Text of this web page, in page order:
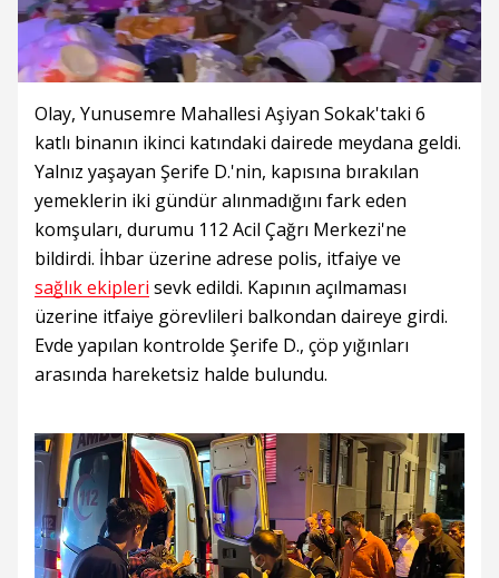
Olay, Yunusemre Mahallesi Aşiyan Sokak'taki 6
katlı binanın ikinci katındaki dairede meydana geldi.
Yalnız yaşayan Şerife D.'nin, kapısına bırakılan
yemeklerin iki gündür alınmadığını fark eden
komşuları, durumu 112 Acil Çağrı Merkezi'ne
bildirdi. İhbar üzerine adrese polis, itfaiye ve
sağlık ekipleri sevk edildi. Kapının açılmaması
üzerine itfaiye görevlileri balkondan daireye girdi.
Evde yapılan kontrolde Şerife D., çöp yığınları
arasında hareketsiz halde bulundu.